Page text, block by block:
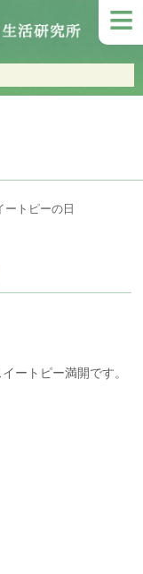
≡
ートピーの日
ートピー満開です。